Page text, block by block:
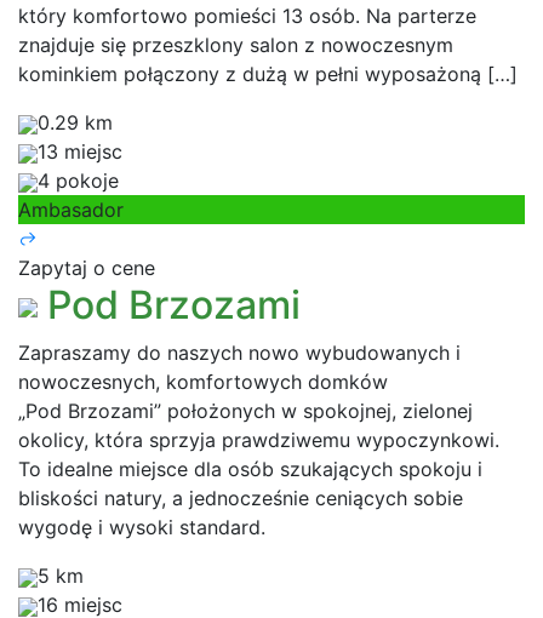
który komfortowo pomieści 13 osób. Na parterze
znajduje się przeszklony salon z nowoczesnym
kominkiem połączony z dużą w pełni wyposażoną […]
0.29 km
13 miejsc
4 pokoje
Ambasador
Zapytaj o cene
Pod Brzozami
Zapraszamy do naszych nowo wybudowanych i
nowoczesnych, komfortowych domków
„Pod Brzozami” położonych w spokojnej, zielonej
okolicy, która sprzyja prawdziwemu wypoczynkowi.
To idealne miejsce dla osób szukających spokoju i
bliskości natury, a jednocześnie ceniących sobie
wygodę i wysoki standard.
5 km
16 miejsc